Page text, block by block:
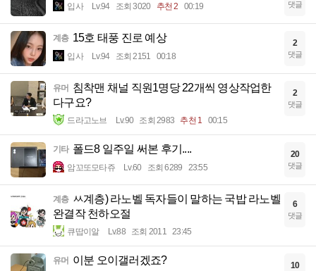
입사 Lv.94 조회 3020 추천 2 00:19 댓글
계층 15호 태풍 진로 예상
입사 Lv.94 조회 2151 00:18
2
댓글
유머 침착맨 채널 직원1명당 22개씩 영상작업한
다구요?
드라고노브 Lv.90 조회 2983 추천 1 00:15
2
댓글
기타 폴드8 일주일 써본 후기....
암꼬또모타쥬 Lv.60 조회 6289 23:55
20
댓글
계층 ㅆ계층) 라노벨 독자들이 말하는 국밥 라노벨
완결작 천하오절
큐땁이알 Lv.88 조회 2011 23:45
6
댓글
유머 이분 오이갤러겠죠? 10